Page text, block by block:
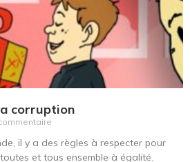
corruption
il y a des règles à respecter pour
et tous ensemble à égalité.